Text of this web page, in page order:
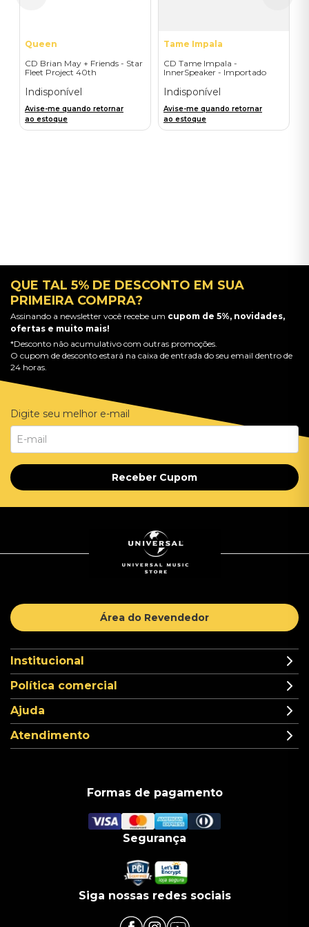
Queen
CD Brian May + Friends - Star
Fleet Project 40th
Indisponível
Avise-me quando retornar
ao estoque
Tame Impala
CD Tame Impala -
InnerSpeaker - Importado
Indisponível
Avise-me quando retornar
ao estoque
QUE TAL 5% DE DESCONTO EM SUA
PRIMEIRA COMPRA?
Assinando a newsletter você recebe um cupom de 5%, novidades,
ofertas e muito mais!
*Desconto não acumulativo com outras promoções.
O cupom de desconto estará na caixa de entrada do seu email dentro de
24 horas.
Digite seu melhor e-mail
Receber Cupom
Área do Revendedor
Institucional
Política comercial
Ajuda
Atendimento
Formas de pagamento
Segurança
Siga nossas redes sociais